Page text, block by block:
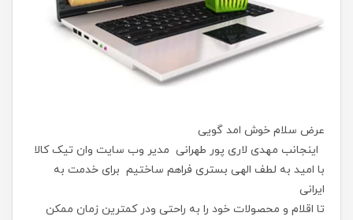
عرض سلام خوش امد گویی
اینجانب مهدی لاری پور طهرانی مدیر وب سایت وان تیک کالا
با امید به لطف الهی بستری فراهم ساختیم برای خدمت به
ایرانی
تا اقلام و محصولات خود را به راحتی ودر کمترین زمان ممکن